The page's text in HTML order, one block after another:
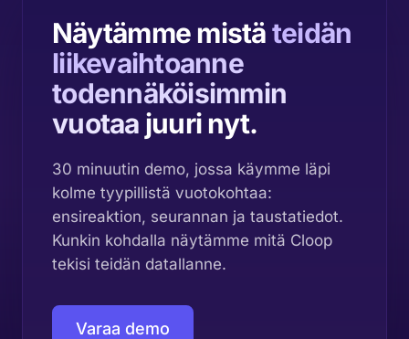
Näytämme mistäteidän
liikevaihtoanne
todennäköisimmin
vuotaa juuri nyt.
30 minuutin demo, jossa käymme läpi
kolme tyypillistä vuotokohtaa:
ensireaktion, seurannan ja taustatiedot.
Kunkin kohdalla näytämme mitä Cloop
tekisi teidän datallanne.
Varaa demo